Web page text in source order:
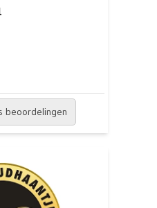
beoordelingen